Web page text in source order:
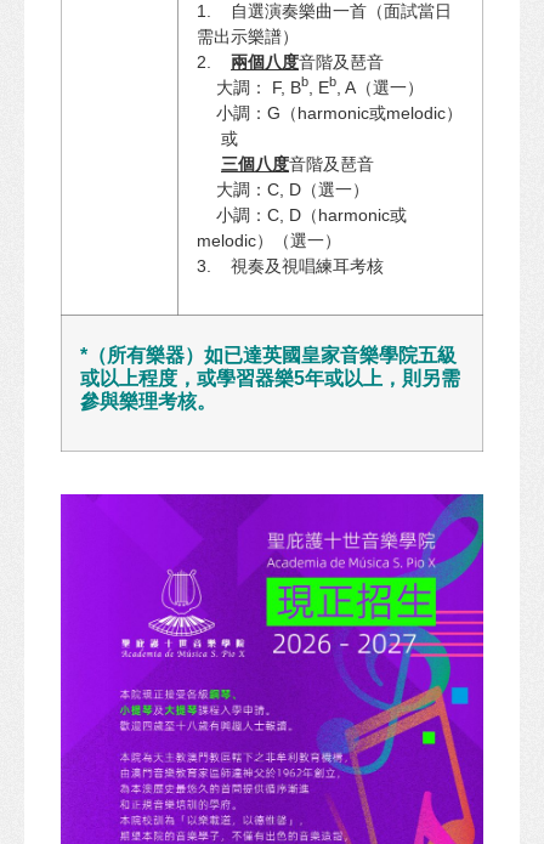
1. 自選演奏樂曲一首（面試當日
需出示樂譜）
2. 兩個八度音階及琶音
大調： F, Bb , Eb , A（選一）
小調：G（harmonic或melodic）
或
三個八度音階及琶音
大調：C, D（選一）
小調：C, D（harmonic或
melodic）（選一）
3. 視奏及視唱練耳考核
*（所有樂器）如已達英國皇家音樂學院五級
或以上程度，或學習器樂5年或以上，則另需
參與樂理考核。